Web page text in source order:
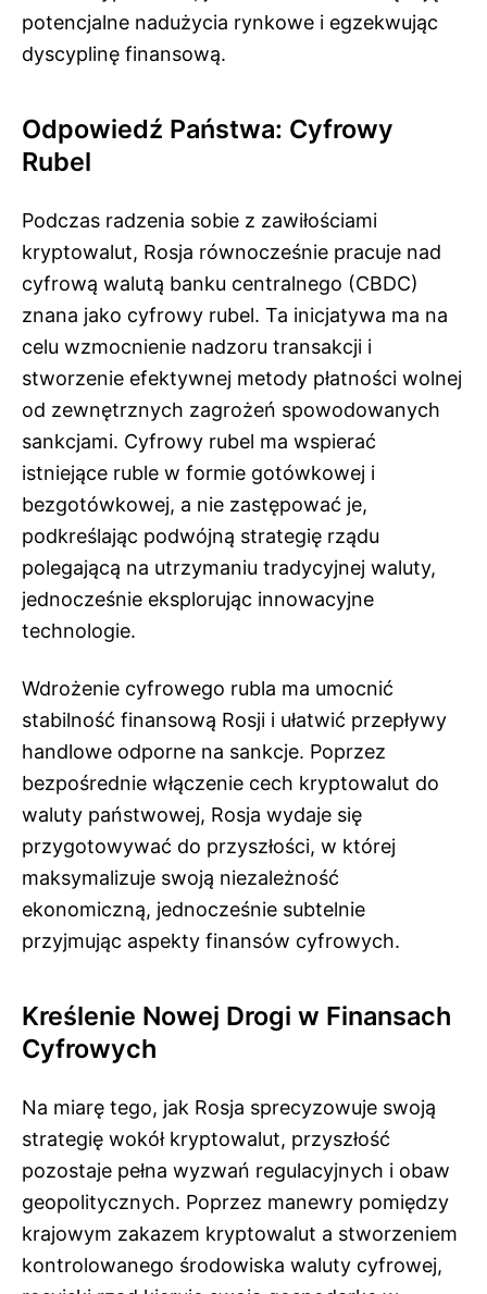
potencjalne nadużycia rynkowe i egzekwując
dyscyplinę finansową.
Odpowiedź Państwa: Cyfrowy
Rubel
Podczas radzenia sobie z zawiłościami
kryptowalut, Rosja równocześnie pracuje nad
cyfrową walutą banku centralnego (CBDC)
znana jako cyfrowy rubel. Ta inicjatywa ma na
celu wzmocnienie nadzoru transakcji i
stworzenie efektywnej metody płatności wolnej
od zewnętrznych zagrożeń spowodowanych
sankcjami. Cyfrowy rubel ma wspierać
istniejące ruble w formie gotówkowej i
bezgotówkowej, a nie zastępować je,
podkreślając podwójną strategię rządu
polegającą na utrzymaniu tradycyjnej waluty,
jednocześnie eksplorując innowacyjne
technologie.
Wdrożenie cyfrowego rubla ma umocnić
stabilność finansową Rosji i ułatwić przepływy
handlowe odporne na sankcje. Poprzez
bezpośrednie włączenie cech kryptowalut do
waluty państwowej, Rosja wydaje się
przygotowywać do przyszłości, w której
maksymalizuje swoją niezależność
ekonomiczną, jednocześnie subtelnie
przyjmując aspekty finansów cyfrowych.
Kreślenie Nowej Drogi w Finansach
Cyfrowych
Na miarę tego, jak Rosja sprecyzowuje swoją
strategię wokół kryptowalut, przyszłość
pozostaje pełna wyzwań regulacyjnych i obaw
geopolitycznych. Poprzez manewry pomiędzy
krajowym zakazem kryptowalut a stworzeniem
kontrolowanego środowiska waluty cyfrowej,